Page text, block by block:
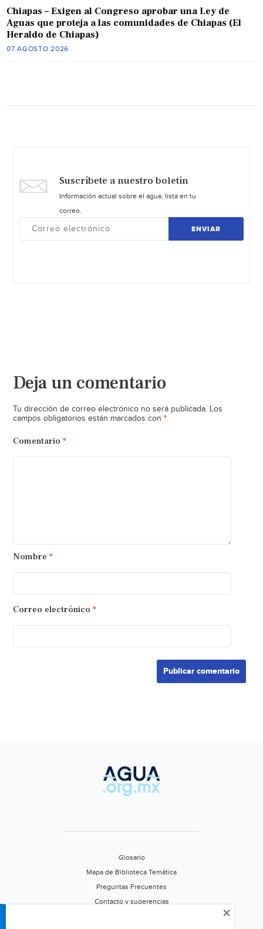
Chiapas – Exigen al Congreso aprobar una Ley de
Aguas que proteja a las comunidades de Chiapas (El
Heraldo de Chiapas)
07 AGOSTO 2026
Suscríbete a nuestro boletín
Información actual sobre el agua, lista en tu
correo.
ENVIAR
Deja un comentario
Tu dirección de correo electrónico no será publicada. Los
campos obligatorios están marcados con *
Comentario *
Nombre *
Correo electrónico *
Glosario
Mapa de Biblioteca Temática
Preguntas Frecuentes
Contacto y sugerencias
×